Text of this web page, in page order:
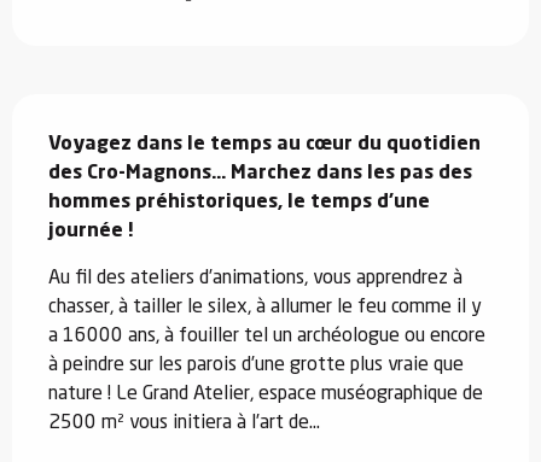
Voyagez dans le temps au cœur du quotidien
des Cro-Magnons… Marchez dans les pas des
hommes préhistoriques, le temps d’une
journée !
Au fil des ateliers d’animations, vous apprendrez à
chasser, à tailler le silex, à allumer le feu comme il y
a 16000 ans, à fouiller tel un archéologue ou encore
à peindre sur les parois d’une grotte plus vraie que
nature ! Le Grand Atelier, espace muséographique de
2500 m² vous initiera à l’art de...